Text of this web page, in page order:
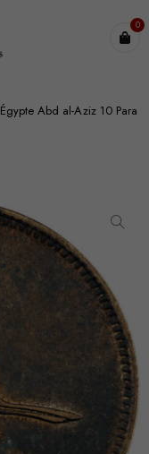
0
Égypte Abd al-Aziz 10 Para